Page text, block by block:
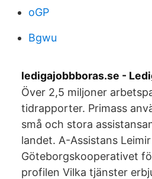
oGP
Bgwu
ledigajobbboras.se -
Över 2,5 miljoner
tidrapporter. Primass
små och stora
landet. A-Assistans
Göteborgskooperativet
profilen Vilka tjänster